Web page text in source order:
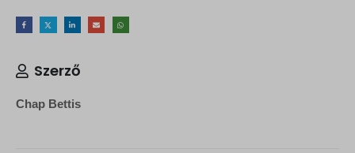
Szerző
Chap Bettis